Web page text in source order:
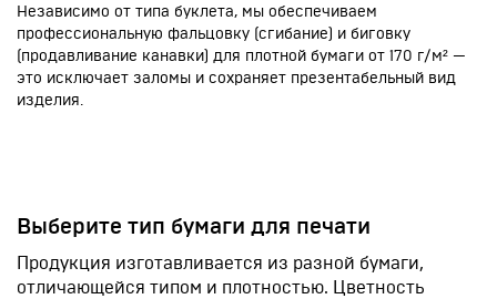
Независимо от типа буклета, мы обеспечиваем
профессиональную фальцовку (сгибание) и биговку
(продавливание канавки) для плотной бумаги от 170 г/м² —
это исключает заломы и сохраняет презентабельный вид
изделия.
Выберите тип бумаги для печати
Продукция изготавливается из разной бумаги,
отличающейся типом и плотностью. Цветность